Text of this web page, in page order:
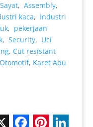
, Assembly,
kaca, Industri
, pekerjaan
, Security, Uci
, Cut resistant
, Karet Abu